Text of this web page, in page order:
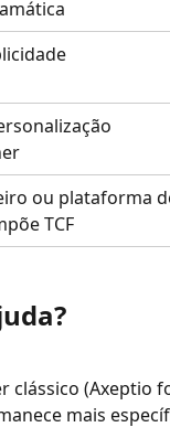
ou plataforma
TCF
clássico (Axeptio
mais